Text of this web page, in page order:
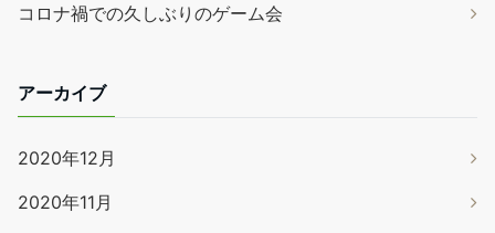
コロナ禍での久しぶりのゲーム会
アーカイブ
2020年12月
2020年11月